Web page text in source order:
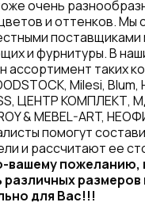
очень
и оттенков. Мы
поставщиками
и фурнитуры. В
ассортимент таких
Milesi, Blum,
ЦЕНТР
& MEBEL-ART,
помогут
и рассчитают ее
вашему пожеланию,
различных
для Вас!!!